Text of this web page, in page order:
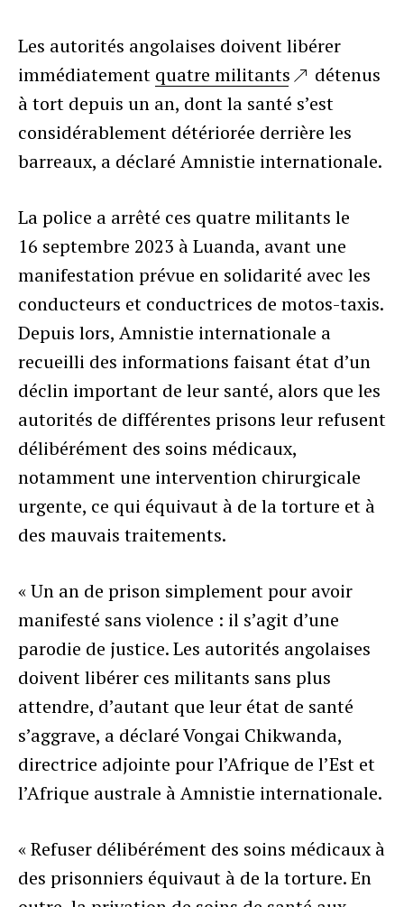
Les autorités angolaises doivent libérer
immédiatement quatre militants
détenus
à tort depuis un an, dont la santé s’est
considérablement détériorée derrière les
barreaux, a déclaré Amnistie internationale.
La police a arrêté ces quatre militants le
16 septembre 2023 à Luanda, avant une
manifestation prévue en solidarité avec les
conducteurs et conductrices de motos-taxis.
Depuis lors, Amnistie internationale a
recueilli des informations faisant état d’un
déclin important de leur santé, alors que les
autorités de différentes prisons leur refusent
délibérément des soins médicaux,
notamment une intervention chirurgicale
urgente, ce qui équivaut à de la torture et à
des mauvais traitements.
« Un an de prison simplement pour avoir
manifesté sans violence : il s’agit d’une
parodie de justice. Les autorités angolaises
doivent libérer ces militants sans plus
attendre, d’autant que leur état de santé
s’aggrave, a déclaré Vongai Chikwanda,
directrice adjointe pour l’Afrique de l’Est et
l’Afrique australe à Amnistie internationale.
« Refuser délibérément des soins médicaux à
des prisonniers équivaut à de la torture. En